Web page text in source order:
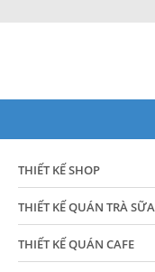
THIẾT KẾ SHOP
THIẾT KẾ QUÁN TRÀ SỮA
THIẾT KẾ QUÁN CAFE